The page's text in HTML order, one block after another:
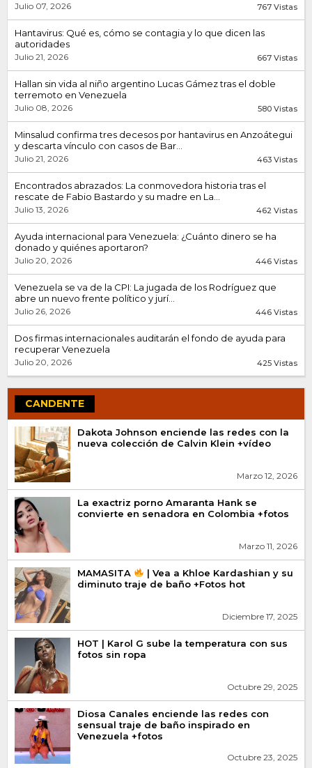
Julio 07, 2026 767 Vistas
Hantavirus: Qué es, cómo se contagia y lo que dicen las
autoridades
Julio 21, 2026 667 Vistas
Hallan sin vida al niño argentino Lucas Gámez tras el doble
terremoto en Venezuela
Julio 08, 2026 580 Vistas
Minsalud confirma tres decesos por hantavirus en Anzoátegui
y descarta vínculo con casos de Bar...
Julio 21, 2026 463 Vistas
Encontrados abrazados: La conmovedora historia tras el
rescate de Fabio Bastardo y su madre en La...
Julio 13, 2026 462 Vistas
Ayuda internacional para Venezuela: ¿Cuánto dinero se ha
donado y quiénes aportaron?
Julio 20, 2026 446 Vistas
Venezuela se va de la CPI: La jugada de los Rodríguez que
abre un nuevo frente político y jurí...
Julio 26, 2026 446 Vistas
Dos firmas internacionales auditarán el fondo de ayuda para
recuperar Venezuela
Julio 20, 2026 425 Vistas
CANDENTE
Dakota Johnson enciende las redes con la
nueva colección de Calvin Klein +vídeo
Marzo 12, 2026
La exactriz porno Amaranta Hank se
convierte en senadora en Colombia +fotos
Marzo 11, 2026
MAMASITA
| Vea a Khloe Kardashian y su
diminuto traje de baño +Fotos hot
Diciembre 17, 2025
HOT | Karol G sube la temperatura con sus
fotos sin ropa
Octubre 29, 2025
Diosa Canales enciende las redes con
sensual traje de baño inspirado en
Venezuela +fotos
Octubre 23, 2025